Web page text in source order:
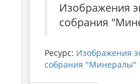
Изображения
собрания
Ресурс: Изображения
собрания "Минералы"